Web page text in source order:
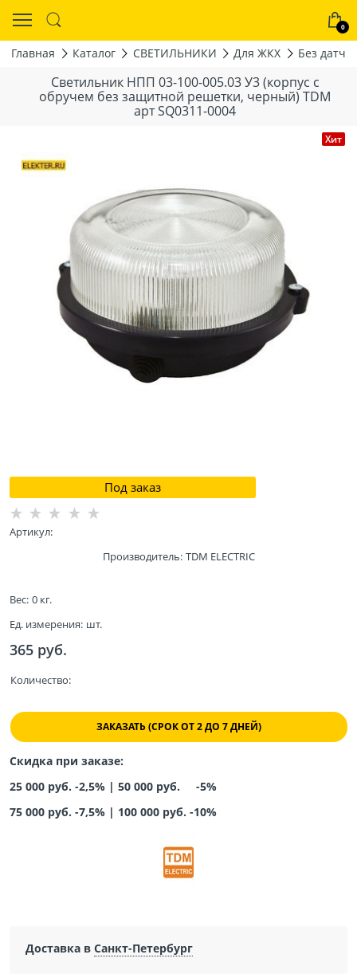
0
Главная Каталог СВЕТИЛЬНИКИ Для ЖКХ Без
Светильник НПП 03-100-005.03 У3 (корпус с
обручем без защитной решетки, черный) TDM
арт SQ0311-0004
Хит
Под заказ
Артикул:
Производитель: TDM ELECTRIC
Вес: 0 кг.
Ед. измерения: шт.
365 руб.
Количество:
ЗАКАЗАТЬ (СРОК ОТ 2 ДО 7 ДНЕЙ)
Скидка при заказе:
25 000 руб. -2,5% | 50 000 руб. -5%
75 000 руб. -7,5% | 100 000 руб. -10%
Доставка в Санкт-Петербург